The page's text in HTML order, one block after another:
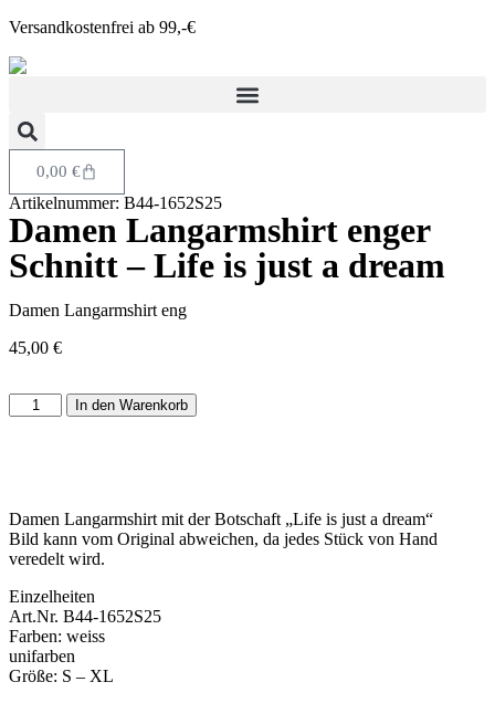
Versandkostenfrei ab 99,-€
0,00 €
Artikelnummer: B44-1652S25
Damen Langarmshirt enger
Schnitt – Life is just a dream
Damen Langarmshirt eng
45,00 €
In den Warenkorb
Damen Langarmshirt mit der Botschaft „Life is just a dream“
Bild kann vom Original abweichen, da jedes Stück von Hand
veredelt wird.
Einzelheiten
Art.Nr. B44-1652S25
Farben: weiss
unifarben
Größe: S – XL